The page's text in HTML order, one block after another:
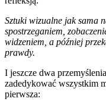
Sztuki wizualne jak sama
spostrzeganiem,
widzeniem, a później
prawdy.
I jeszcze dwa
zadedykować wszystkim
pierwsza: